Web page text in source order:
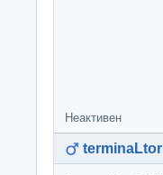
Неактивен
terminaLtor